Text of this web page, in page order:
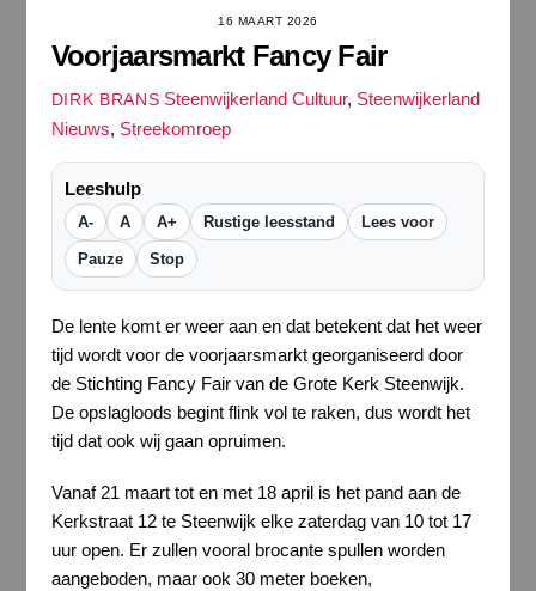
16 MAART 2026
Voorjaarsmarkt Fancy Fair
DIRK BRANS Steenwijkerland Cultuur, Steenwijkerland
Nieuws, Streekomroep
Leeshulp
A- A A+ Rustige leesstand Lees voor
Pauze Stop
De lente komt er weer aan en dat betekent dat het weer
tijd wordt voor de voorjaarsmarkt georganiseerd door
de Stichting Fancy Fair van de Grote Kerk Steenwijk.
De opslagloods begint flink vol te raken, dus wordt het
tijd dat ook wij gaan opruimen.
Vanaf 21 maart tot en met 18 april is het pand aan de
Kerkstraat 12 te Steenwijk elke zaterdag van 10 tot 17
uur open. Er zullen vooral brocante spullen worden
aangeboden, maar ook 30 meter boeken,